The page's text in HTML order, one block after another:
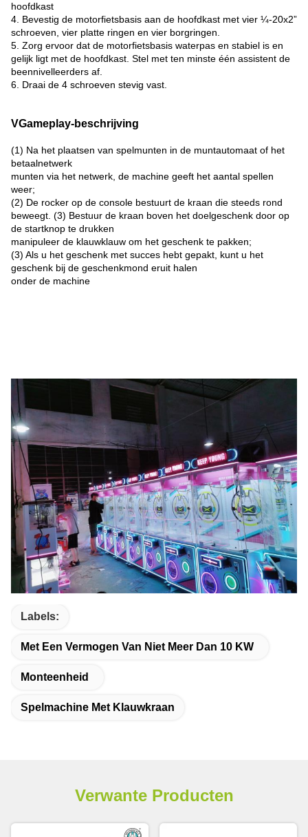
hoofdkast
4. Bevestig de motorfietsbasis aan de hoofdkast met vier ¼-20x2”
schroeven, vier platte ringen en vier borgringen.
5. Zorg ervoor dat de motorfietsbasis waterpas en stabiel is en
gelijk ligt met de hoofdkast. Stel met ten minste één assistent de
beennivelleerders af.
6. Draai de 4 schroeven stevig vast.
VGameplay-beschrijving
(1) Na het plaatsen van spelmunten in de muntautomaat of het
betaalnetwerk
munten via het netwerk, de machine geeft het aantal spellen
weer;
(2) De rocker op de console bestuurt de kraan die steeds rond
beweegt. (3) Bestuur de kraan boven het doelgeschenk door op
de startknop te drukken
manipuleer de klauwklauw om het geschenk te pakken;
(3) Als u het geschenk met succes hebt gepakt, kunt u het
geschenk bij de geschenkmond eruit halen
onder de machine
Labels:
Met Een Vermogen Van Niet Meer Dan 10 KW
Monteenheid
Spelmachine Met Klauwkraan
Verwante Producten